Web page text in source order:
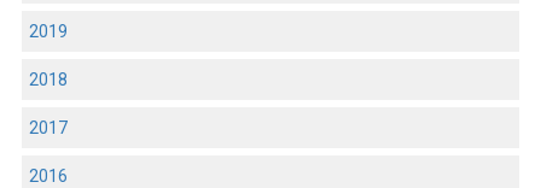
2019
2018
2017
2016